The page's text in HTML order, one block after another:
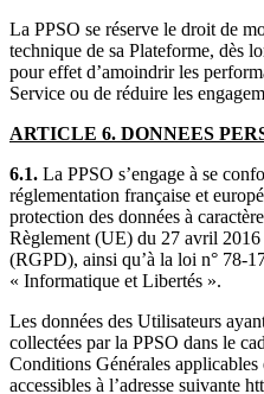
La PPSO se réserve le droit de
technique de sa Plateforme, dès
pour effet d’amoindrir les
Service ou de réduire les
ARTICLE 6. DONNEES
6.1. La PPSO s’engage à se
réglementation française et
protection des données à
Règlement (UE) du 27 avril
(RGPD), ainsi qu’à la loi n° 78-
« Informatique et Libertés ».
Les données des Utilisateurs
collectées par la PPSO dans le
Conditions Générales
accessibles à l’adresse suivante